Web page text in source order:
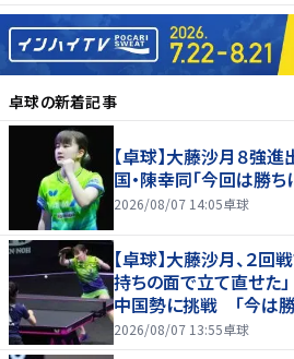
卓球の新着記事
【卓球】大藤沙月８強
国・陳幸同「今回は勝ち
2026/08/07 14:05卓球
【卓球】大藤沙月、２回
持ちの面で立て直せた
中国勢に挑戦 「今は
強い」…ＷＴＴチャンピ
2026/08/07 13:55卓球